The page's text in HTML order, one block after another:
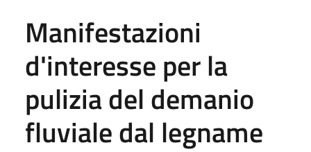
Manifestazioni
d'interesse per la
pulizia del demanio
fluviale dal legname